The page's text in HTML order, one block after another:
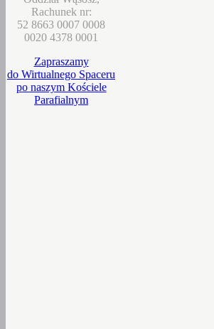
Rachunek nr:
52 8663 0007 0008
0020 4378 0001
Zapraszamy
do Wirtualnego Spaceru
po naszym Kościele
Parafialnym